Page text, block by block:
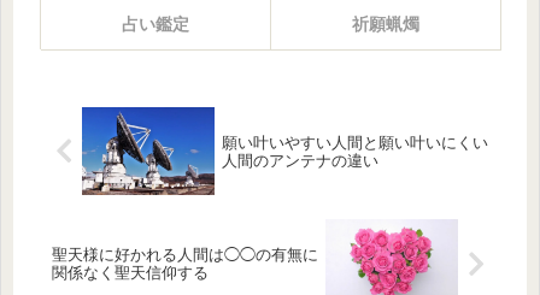
占い鑑定 祈願蝋燭
願い叶いやすい人間と願い叶いにくい
人間のアンテナの違い
聖天様に好かれる人間は◯◯の有無に
関係なく聖天信仰する